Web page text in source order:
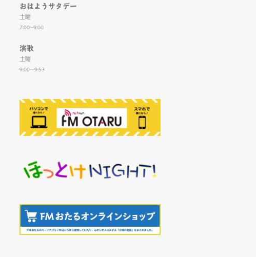
おはようサタデー
土曜
7:00~9:00
演歌
土曜
9:00～9:53